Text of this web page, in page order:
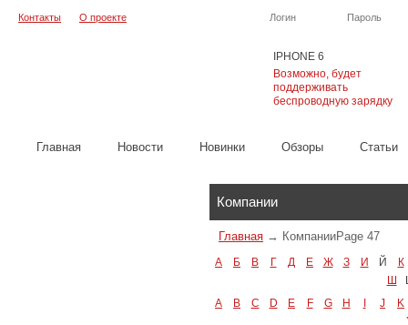
IPHONE 6
Возможно, будет
поддерживать
беспроводную зарядку
Логин Пароль
Контакты О проекте
Главная Новости Новинки Обзоры Cтатьи
Компании
Главная → КомпанииPage 47
А Б В Г Д Е Ж З И Й
К
Ш
A
B C D E F G H J
K